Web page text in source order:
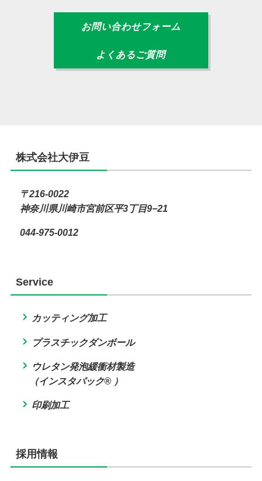
お問い合わせフォーム
よくあるご質問
株式会社大伊豆
〒216-0022
神奈川県川崎市宮前区平3丁目9−21
044-975-0012
Service
カッティング加工
プラスチックダンボール
ウレタン発泡緩衝材製造
（インスタパック® ）
印刷加工
採用情報